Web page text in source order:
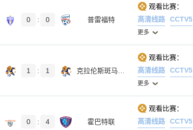
0 : 0 普雷福特
观看比赛：
高清线路
CCTV5
更多
1 : 1
观看比赛：
高清线路
CCTV5
更多
0 : 4 霍巴特联
观看比赛：
高清线路
CCTV5